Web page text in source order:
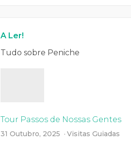
A Ler!
Tudo sobre Peniche
Tour Passos de Nossas Gentes
31 Outubro, 2025 Visitas Guiadas